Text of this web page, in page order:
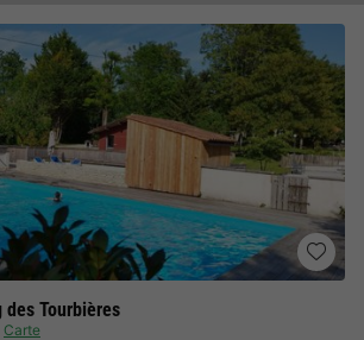
Tourbières
Carte